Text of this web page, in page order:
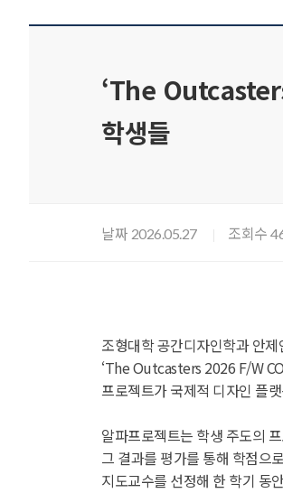
‘The
학생들
날짜 2026.05.27 조회수
조형대학 공간디자인학과 안
‘The Outcasters 2026 F/W
프로젝트가 국제적 디자인 플
알파프로젝트는 학생 주도의
그 결과를 평가를 통해 학점으
지도교수를 선정해 한 학기 동